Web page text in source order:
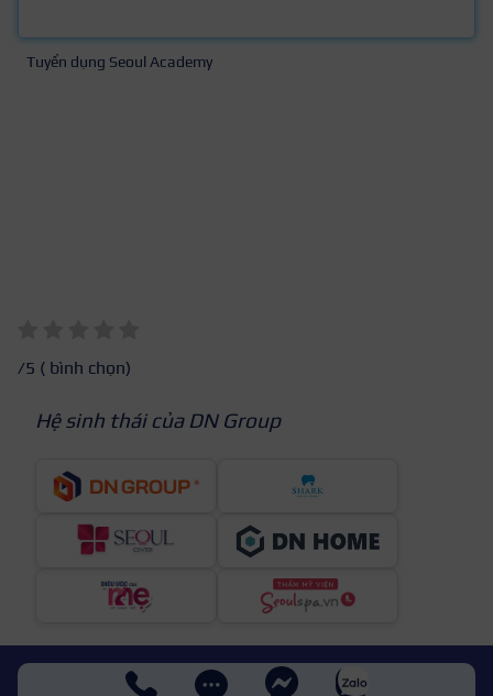
Tuyển dụng Seoul Academy
/5 ( bình chọn)
Hệ sinh thái của DN Group